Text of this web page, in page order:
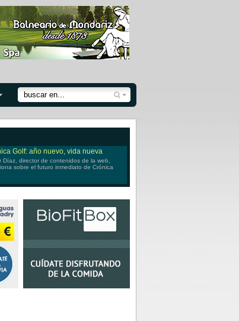
Golf: año nuevo, vida nueva
Díaz, director de contenidos de la web,
sobre el futuro inmediato de Crónica